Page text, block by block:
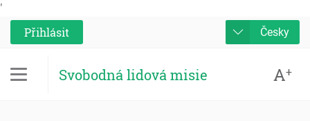
'
Přihlásit
Česky
Svobodná lidová misie A+